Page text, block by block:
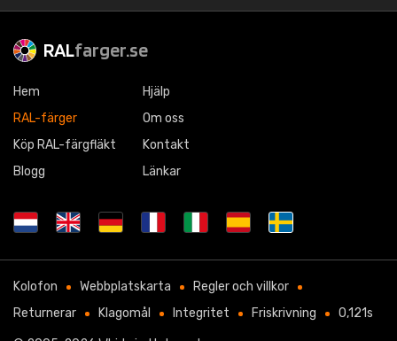
RALfarger.se
Hem
RAL-färger
Köp RAL-färgfläkt
Blogg
Hjälp
Om oss
Kontakt
Länkar
Kolofon Webbplatskarta
Regler och villkor
Returnerar
Klagomål Integritet Friskrivning 0,121s